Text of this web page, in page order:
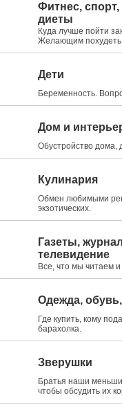
Фитнес,
диеты
Куда лучше пойти
Желающим
Дети
Беременность.
Дом и
Обустройство дома,
Кулинария
Обмен любимыми
экзотических.
Газеты,
телевидение
Все, что мы читаем
Одежда,
Где купить, кому
барахолка.
Зверушки
Братья наши
чтобы обсудить их